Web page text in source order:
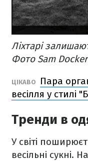
Ліхтарі
Фото Sam Docker
ЦІКАВО
Пара
весілля у стилі
Тренди в
У світі
весільні сукні.